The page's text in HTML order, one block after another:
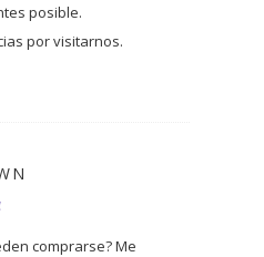
posible.
por visitarnos.
comprarse? Me